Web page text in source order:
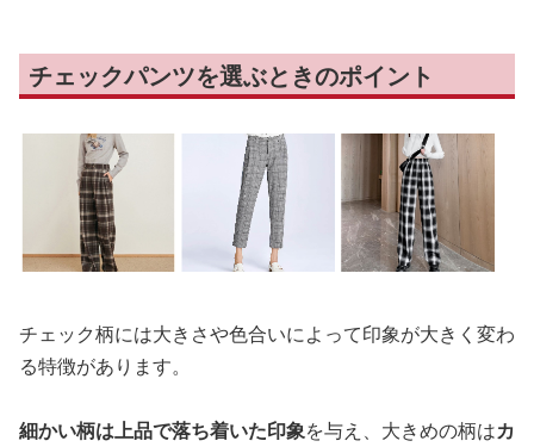
チェックパンツを選ぶときのポイント
チェック柄には大きさや色合いによって印象が大きく変わ
る特徴があります。
細かい柄は上品で落ち着いた印象を与え、大きめの柄はカ